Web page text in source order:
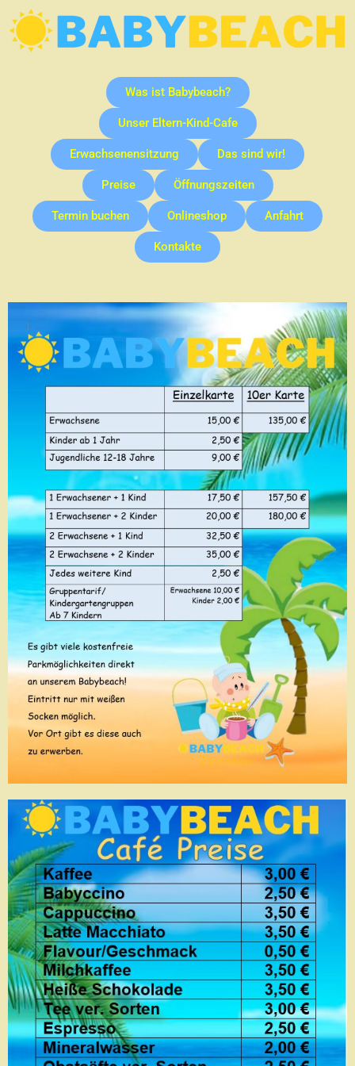
Was ist Babybeach?
Unser Eltern-Kind-Cafe
Erwachsenensitzung Das sind wir!
Preise Öffnungszeiten
Termin buchen Onlineshop Anfahrt
Kontakte